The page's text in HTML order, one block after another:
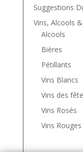
Suggestions
Vins, Alcools
Alcools
Bières
Pétillants
Vins Blancs
Vins des
Vins Rosés
Vins Rouges